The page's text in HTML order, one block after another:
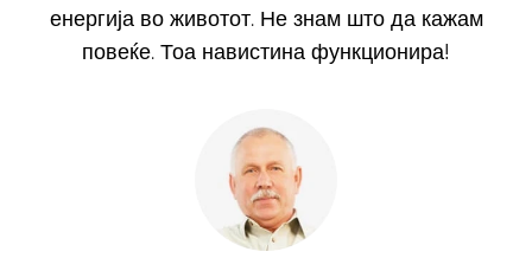
енергија во животот. Не знам што да кажам
повеќе. Тоа навистина функционира!